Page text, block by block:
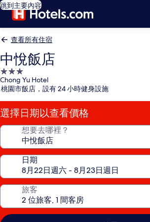
跳到主要內容
查看所有住宿
中悅飯店
3.0
星
級
住
宿
Chong Yu Hotel
桃園市飯店，設有 24 小時健身設施
選擇日期以查看價格
想要去哪裡？
日期
旅客